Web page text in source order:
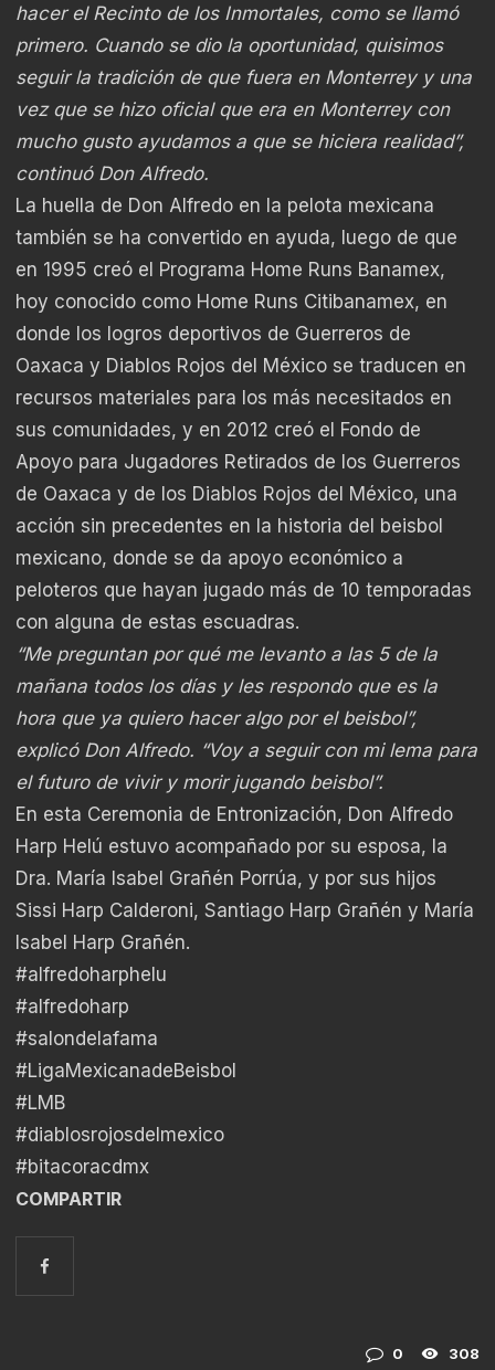
hacer el Recinto de los Inmortales, como se llamó
primero. Cuando se dio la oportunidad, quisimos
seguir la tradición de que fuera en Monterrey y una
vez que se hizo oficial que era en Monterrey con
mucho gusto ayudamos a que se hiciera realidad”,
continuó Don Alfredo.
La huella de Don Alfredo en la pelota mexicana
también se ha convertido en ayuda, luego de que
en 1995 creó el Programa Home Runs Banamex,
hoy conocido como Home Runs Citibanamex, en
donde los logros deportivos de Guerreros de
Oaxaca y Diablos Rojos del México se traducen en
recursos materiales para los más necesitados en
sus comunidades, y en 2012 creó el Fondo de
Apoyo para Jugadores Retirados de los Guerreros
de Oaxaca y de los Diablos Rojos del México, una
acción sin precedentes en la historia del beisbol
mexicano, donde se da apoyo económico a
peloteros que hayan jugado más de 10 temporadas
con alguna de estas escuadras.
“Me preguntan por qué me levanto a las 5 de la
mañana todos los días y les respondo que es la
hora que ya quiero hacer algo por el beisbol”,
explicó Don Alfredo. “Voy a seguir con mi lema para
el futuro de vivir y morir jugando beisbol”.
En esta Ceremonia de Entronización, Don Alfredo
Harp Helú estuvo acompañado por su esposa, la
Dra. María Isabel Grañén Porrúa, y por sus hijos
Sissi Harp Calderoni, Santiago Harp Grañén y María
Isabel Harp Grañén.
#alfredoharphelu
#alfredoharp
#salondelafama
#LigaMexicanadeBeisbol
#LMB
#diablosrojosdelmexico
#bitacoracdmx
COMPARTIR
0 308